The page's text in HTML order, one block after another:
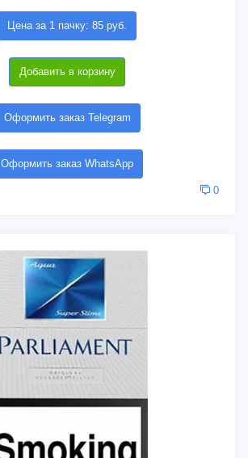
Цена за 1 пачку: 85 руб.
Добавить в корзину
Оформить заказ Telegram
Оформить заказ WhatsApp
0